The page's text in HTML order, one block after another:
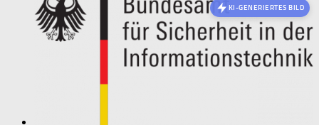
KI-GENERIERTES BILD